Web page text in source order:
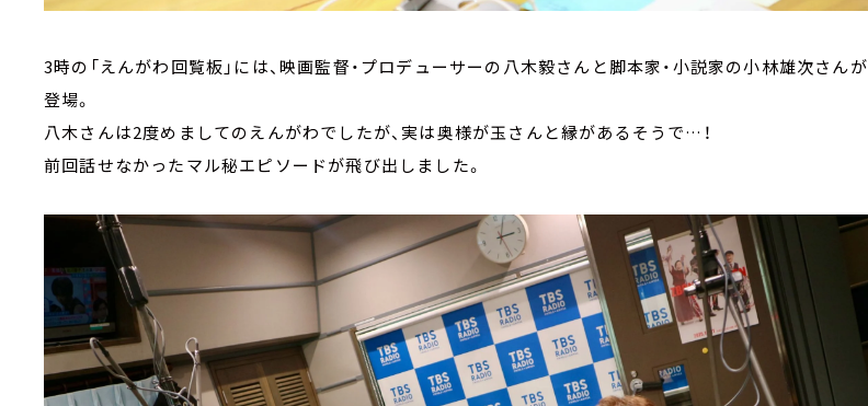
3時の「えんがわ回覧板」には、映画監督・プロデューサーの八木毅さんと脚本家・小説家の小林雄次さんが
登場。
八木さんは2度めましてのえんがわでしたが、実は奥様が玉さんと縁があるそうで…！
前回話せなかったマル秘エピソードが飛び出しました。